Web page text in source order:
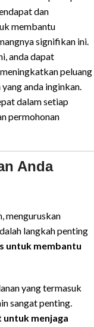
dan
membantu
signifikan ini.
anda dapat
peluang
anda inginkan.
dalam setiap
permohonan
Anda
menguruskan
langkah penting
untuk membantu
yang termasuk
sangat penting.
menjaga